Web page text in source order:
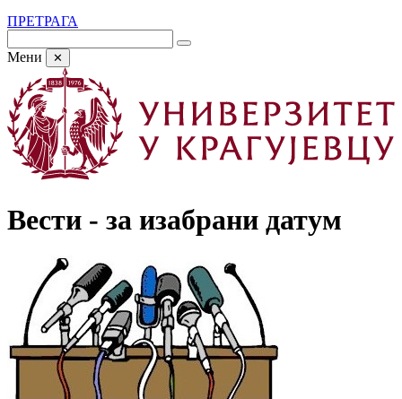
ПРЕТРАГА
Мени ✕
Вести - за изабрани датум